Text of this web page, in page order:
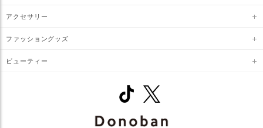
アクセサリー
ファッショングッズ
ビューティー